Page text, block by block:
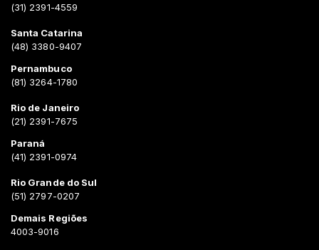
(31) 2391-4559
Santa Catarina
(48) 3380-9407
Pernambuco
(81) 3264-1780
Rio de Janeiro
(21) 2391-7675
Paraná
(41) 2391-0974
Rio Grande do Sul
(51) 2797-0207
Demais Regiões
4003-9016